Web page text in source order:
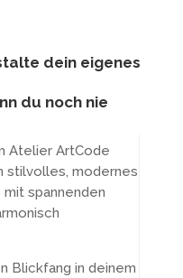
dein eigenes
du noch nie
Atelier ArtCode
stilvolles, modernes
spannenden
Blickfang in deinem